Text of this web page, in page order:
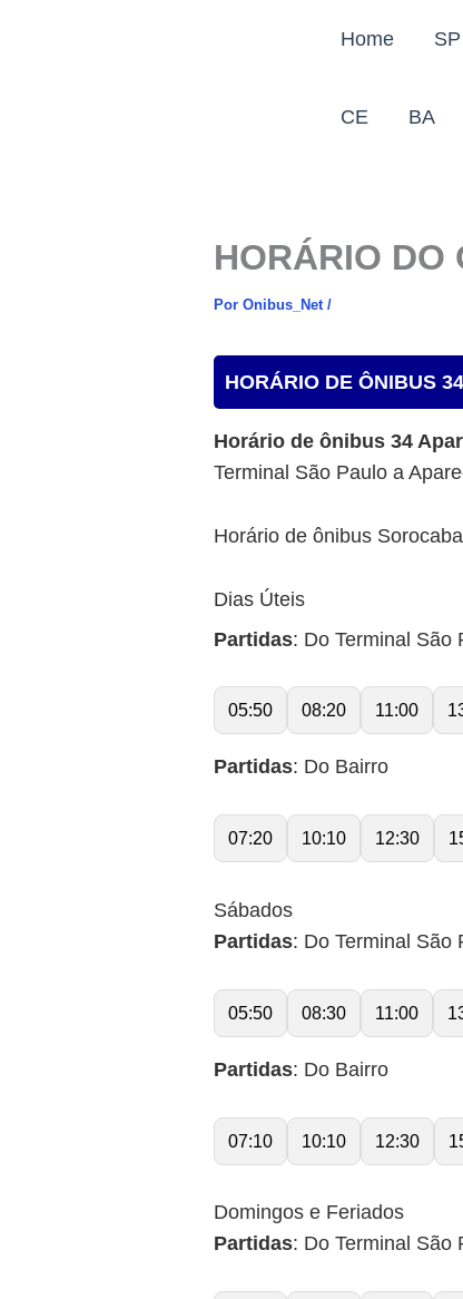
Home SP
CE BA
HORÁRIO DO
Por Onibus_Net /
HORÁRIO DE ÔNIBUS
Horário de ônibus 34
Terminal São Paulo a
Horário de ônibus
Dias Úteis
Partidas: Do Terminal São
05:50 08:20 11:00
Partidas: Do Bairro
07:20 10:10 12:30
Sábados
Partidas: Do Terminal São
05:50 08:30 11:00
Partidas: Do Bairro
07:10 10:10 12:30
Domingos e Feriados
Partidas: Do Terminal São